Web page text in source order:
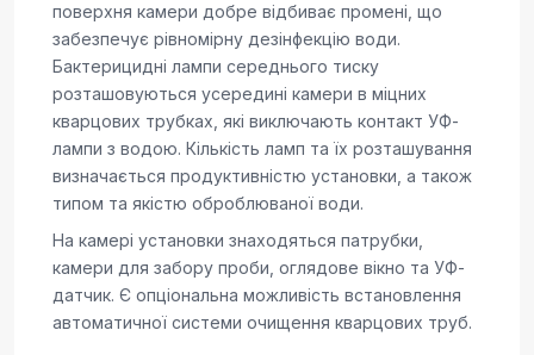
поверхня камери добре відбиває промені, що
забезпечує рівномірну дезінфекцію води.
Бактерицидні лампи середнього тиску
розташовуються усередині камери в міцних
кварцових трубках, які виключають контакт УФ-
лампи з водою. Кількість ламп та їх розташування
визначається продуктивністю установки, а також
типом та якістю оброблюваної води.
На камері установки знаходяться патрубки,
камери для забору проби, оглядове вікно та УФ-
датчик. Є опціональна можливість встановлення
автоматичної системи очищення кварцових труб.